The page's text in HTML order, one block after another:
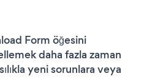
Form öğesini
daha fazla zaman
yeni sorunlara veya